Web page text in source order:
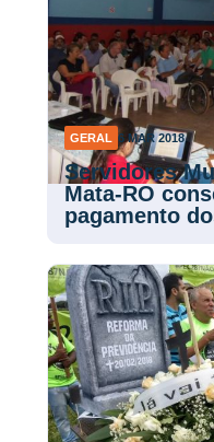
GERAL 6 MAR 2018
Servidores
Mata-RO
pagamento